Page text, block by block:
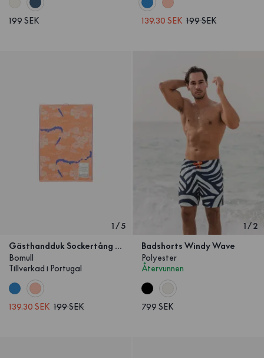
199 SEK 139.30 SEK 199 SEK
1/5
Gästhandduk Sockertång Peach
Bomull
Tillverkad i Portugal
139.30 SEK 199 SEK
1/2
Badshorts Windy Wave
Polyester
Återvunnen
799 SEK